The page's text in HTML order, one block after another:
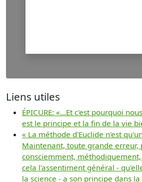
Liens utiles
ÉPICURE: «...Et c'est pourquoi
est le principe et la fin de la vie
« La méthode d'Euclide n'est
Maintenant, toute grande erreur,
consciemment,
cela l'assentiment général -
la science - a son principe dans